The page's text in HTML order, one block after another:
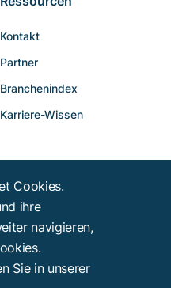
Kontakt
Partner
Branchenindex
Karriere-Wissen
Cookies.
ihre
navigieren,
Sie in unserer